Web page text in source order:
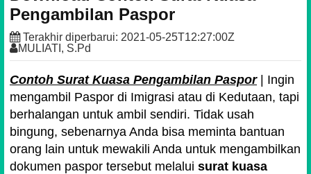
Pengambilan Paspor
Terakhir diperbarui: 2021-05-25T12:27:00Z
MULIATI, S.Pd
Contoh Surat Kuasa Pengambilan Paspor| Ingin
mengambil Paspor di Imigrasi atau di Kedutaan, tapi
berhalangan untuk ambil sendiri. Tidak usah
bingung, sebenarnya Anda bisa meminta bantuan
orang lain untuk mewakili Anda untuk mengambilkan
dokumen paspor tersebut melalui surat kuasa